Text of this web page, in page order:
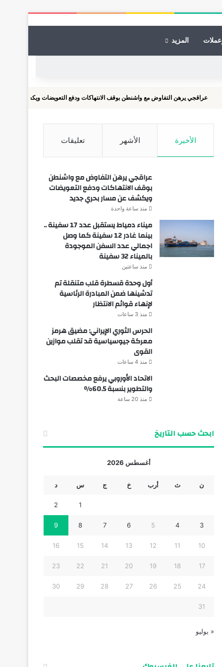
المزيد
يرهن التفاوض مع واشنطن بوقف الانتهاكات ودفع التعويضات ويكشف عن مسار بحري جديد
الأخيرة الأشهر تعليقات
عراقجي يرهن التفاوض مع واشنطن
بوقف الانتهاكات ودفع التعويضات
ويكشف عن مسار بحري جديد
منذ ساعة واحدة
ميناء دمياط يستقبل عدد 17 سفينة ..
بينما غادر 12 سفينة كما وصل
اجمالي عدد السفن الموجودة
بالميناء 32 سفينة
منذ ساعتين
أول وحدة قسطرة قلب متنقلة تم
تدشينها ضمن المبادرة الرئاسية
لإنهاء قوائم الانتظار
منذ 3 ساعات
الحرس الثوري الإيراني: مضيق هرمز
معركة جيوسياسية قد تقلب موازين
القوى
منذ 4 ساعات
الاتحاد الأوروبي يرفع مخصصات البحث
والتطوير بنسبة 60.5%
منذ 20 ساعة
ابحث حسب التاريخ
أغسطس 2026
ن ث أرب خ ج س د
1
2
3
4
5
6
7
8
9
10
11
12
13
14
15
16
17
18
19
20
21
22
23
24
25
26
27
28
29
30
31
« يوليو